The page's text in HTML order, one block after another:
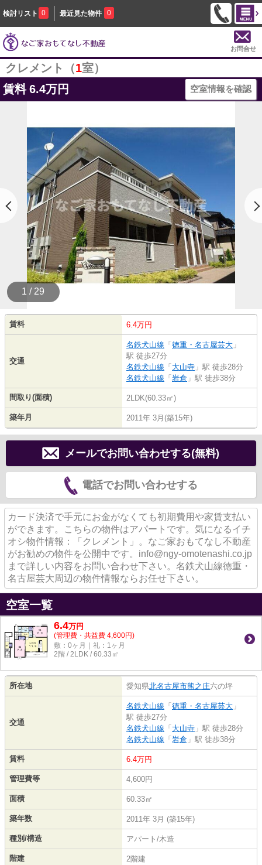
検討リスト 0 最近見た物件 0
お問合せ
クレメント（1室）
賃料 6.4万円 空室情報を確認
1 / 29
賃料 6.4万円
交通
名鉄犬山線 「 徳重・名古屋芸大 」
駅 徒歩27分
名鉄犬山線 「 大山寺 」駅 徒歩28分
名鉄犬山線 「 岩倉 」駅 徒歩38分
間取り(面積) 2LDK(60.33㎡)
築年月 2011年 3月(築15年)
メールでお問い合わせする(無料)
電話でお問い合わせする
カード決済で手元にお金がなくても初期費用や家賃支払い
ができます。こちらの物件はアパートです。気になるイチ
オシ物件情報：「クレメント」。なご家おもてなし不動産
がお勧めの物件を公開中です。info@ngy-omotenashi.co.jp
まで詳しい内容をお問い合わせ下さい。名鉄犬山線徳重・
名古屋芸大周辺の物件情報ならお任せ下さい。
空室一覧
6.4万円
(管理費・共益費 4,600円)
敷：0ヶ月｜礼：1ヶ月
2階 / 2LDK / 60.33㎡
所在地 愛知県北名古屋市熊之庄六の坪
交通
名鉄犬山線 「 徳重・名古屋芸大 」
駅 徒歩27分
名鉄犬山線 「 大山寺 」駅 徒歩28分
名鉄犬山線 「 岩倉 」駅 徒歩38分
賃料 6.4万円
管理費等 4,600円
面積 60.33㎡
築年数 2011年 3月 (築15年)
種別/構造 アパート/木造
階建 2階建